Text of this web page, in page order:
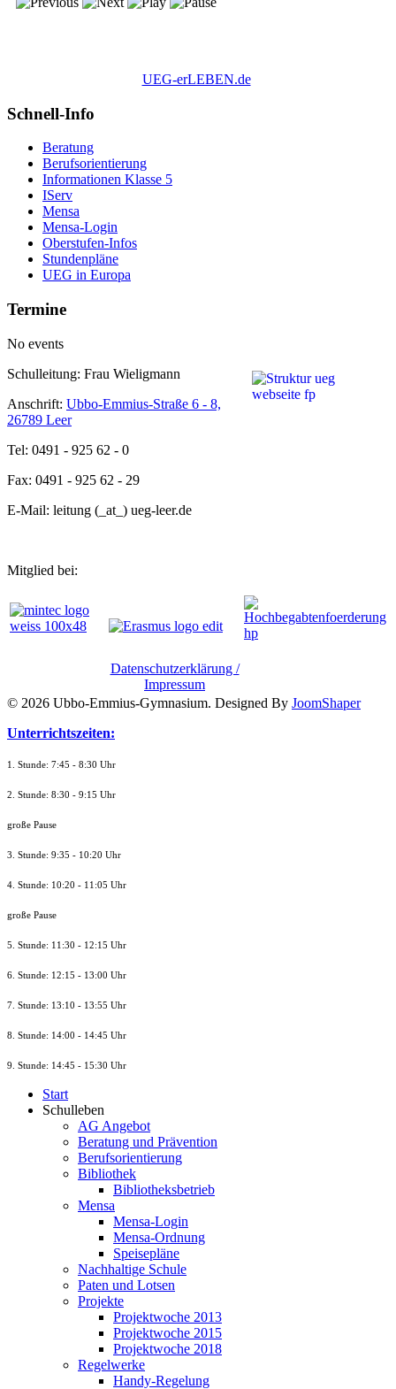
UEG-erLEBEN.de
Schnell-Info
Beratung
Berufsorientierung
Informationen Klasse 5
IServ
Mensa
Mensa-Login
Oberstufen-Infos
Stundenpläne
UEG in Europa
Termine
No events
Schulleitung: Frau Wieligmann
Anschrift: Ubbo-Emmius-Straße 6 - 8,
26789 Leer
Tel: 0491 - 925 62 - 0
Fax: 0491 - 925 62 - 29
E-Mail: leitung (_at_) ueg-leer.de
Mitglied bei:
Datenschutzerklärung /
Impressum
© 2026 Ubbo-Emmius-Gymnasium. Designed By JoomShaper
Unterrichtszeiten:
1. Stunde: 7:45 - 8:30 Uhr
2. Stunde: 8:30 - 9:15 Uhr
große Pause
3. Stunde: 9:35 - 10:20 Uhr
4. Stunde: 10:20 - 11:05 Uhr
große Pause
5. Stunde: 11:30 - 12:15 Uhr
6. Stunde: 12:15 - 13:00 Uhr
7. Stunde: 13:10 - 13:55 Uhr
8. Stunde: 14:00 - 14:45 Uhr
9. Stunde: 14:45 - 15:30 Uhr
Start
Schulleben
AG Angebot
Beratung und Prävention
Berufsorientierung
Bibliothek
Bibliotheksbetrieb
Mensa
Mensa-Login
Mensa-Ordnung
Speisepläne
Nachhaltige Schule
Paten und Lotsen
Projekte
Projektwoche 2013
Projektwoche 2015
Projektwoche 2018
Regelwerke
Handy-Regelung